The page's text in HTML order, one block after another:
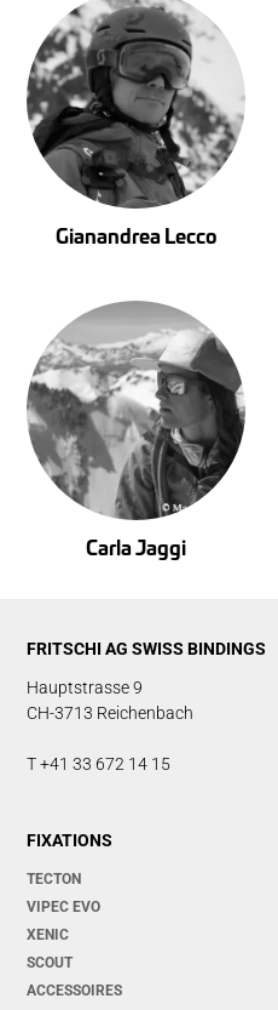
Gianandrea Lecco
Carla Jaggi
FRITSCHI AG SWISS BINDINGS
Hauptstrasse 9
CH-3713 Reichenbach
T +41 33 672 14 15
FIXATIONS
TECTON
VIPEC EVO
XENIC
SCOUT
ACCESSOIRES